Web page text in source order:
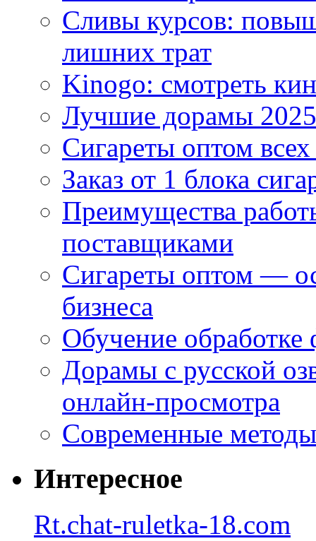
Сливы курсов:
лишних трат
Kinogo: смотреть
Лучшие дорамы
Сигареты оптом
Заказ от 1 блока
Преимущества
поставщиками
Сигареты оптом —
бизнеса
Обучение
Дорамы с русской
онлайн-просмотра
Современные
Интересное
Rt.chat-ruletka-18.com